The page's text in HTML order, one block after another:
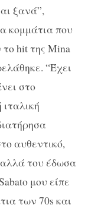
ξανά”,
κομμάτια που
hit της Mina
“Έχει
στο
αυθεντικό,
του έδωσα
μου είπε
των 70s και